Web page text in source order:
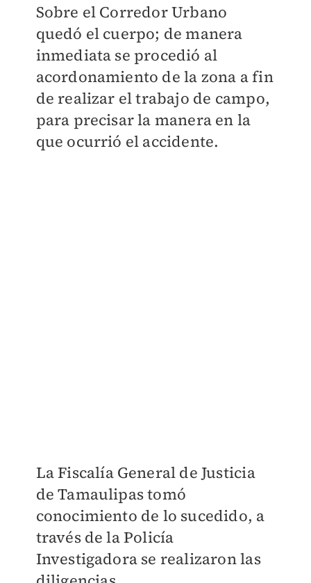
Sobre el Corredor Urbano
quedó el cuerpo; de manera
inmediata se procedió al
acordonamiento de la zona a fin
de realizar el trabajo de campo,
para precisar la manera en la
que ocurrió el accidente.
La Fiscalía General de Justicia
de Tamaulipas tomó
conocimiento de lo sucedido, a
través de la Policía
Investigadora se realizaron las